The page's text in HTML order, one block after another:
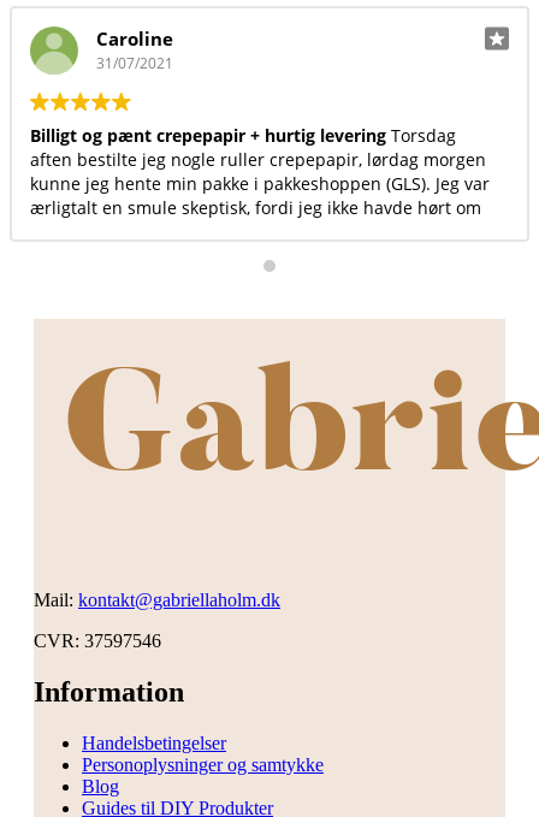
Caroline
31/07/2021
og pænt crepepapir + hurtig leveringTorsdag
bestilte jeg nogle ruller crepepapir, lørdag morgen
jeg hente min pakke i pakkeshoppen (GLS). Jeg var
en smule skeptisk, fordi jeg ikke havde hørt om
crepepapir, så jeg satsede. Jeg vil helt klar
andre at bruge denne hjemmeside ☺️ Desuden
Mail: kontakt@gabriellaholm.dk
CVR: 37597546
Information
Handelsbetingelser
Personoplysninger og samtykke
Blog
Guides til DIY Produkter